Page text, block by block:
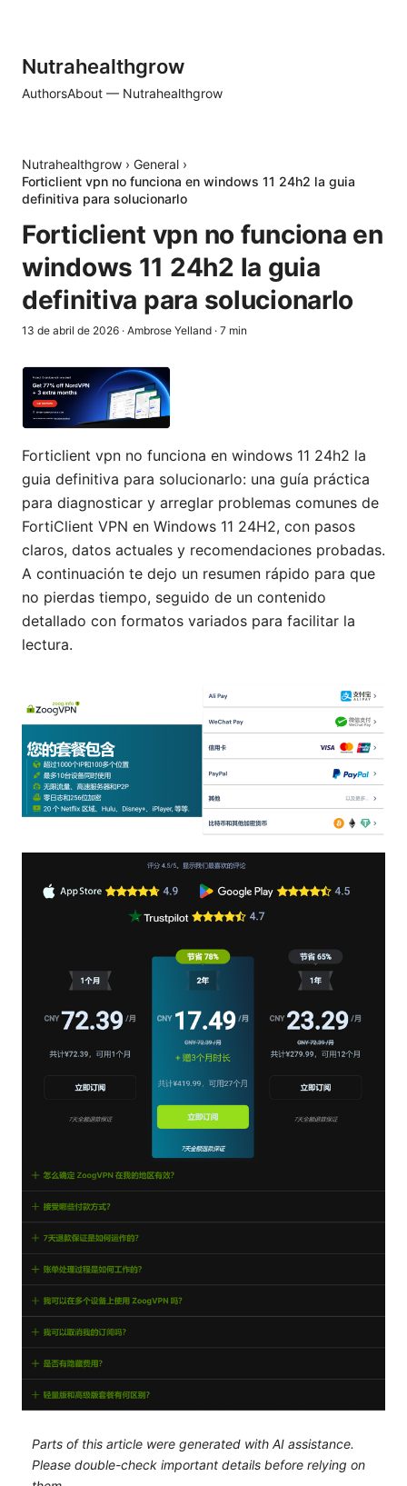
Nutrahealthgrow
AuthorsAbout — Nutrahealthgrow
Nutrahealthgrow › General ›
Forticlient vpn no funciona en windows 11 24h2 la guia
definitiva para solucionarlo
Forticlient vpn no funciona en
windows 11 24h2 la guia
definitiva para solucionarlo
13 de abril de 2026 · Ambrose Yelland · 7 min
Forticlient vpn no funciona en windows 11 24h2 la
guia definitiva para solucionarlo: una guía práctica
para diagnosticar y arreglar problemas comunes de
FortiClient VPN en Windows 11 24H2, con pasos
claros, datos actuales y recomendaciones probadas.
A continuación te dejo un resumen rápido para que
no pierdas tiempo, seguido de un contenido
detallado con formatos variados para facilitar la
lectura.
Parts of this article were generated with AI assistance.
Please double-check important details before relying on